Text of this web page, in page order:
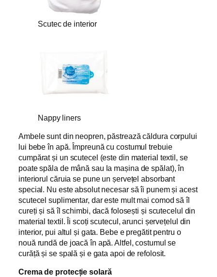
Scutec de interior
Nappy liners
Ambele sunt din neopren, păstrează căldura corpului
lui bebe în apă. Împreună cu costumul trebuie
cumpărat și un scutecel (este din material textil, se
poate spăla de mână sau la mașina de spălat), în
interiorul căruia se pune un șervețel absorbant
special. Nu este absolut necesar să îi punem și acest
scutecel suplimentar, dar este mult mai comod să îl
cureți și să îl schimbi, dacă folosești și scutecelul din
material textil. Îi scoți scutecul, arunci șervețelul din
interior, pui altul și gata. Bebe e pregătit pentru o
nouă rundă de joacă în apă. Altfel, costumul se
curăță și se spală și e gata apoi de refolosit.
Crema de protecție solară